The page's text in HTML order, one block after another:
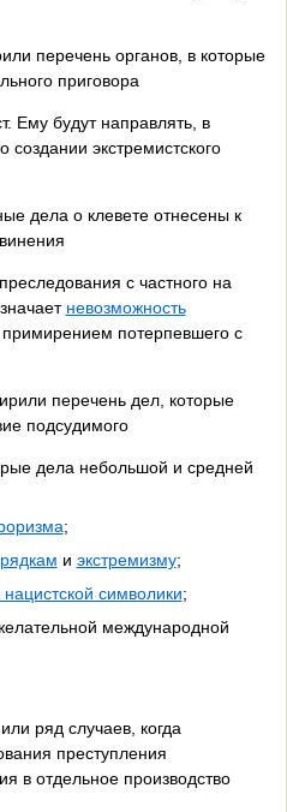
перечень органов, в которые
приговора
Ему будут направлять, в
создании экстремистского
дела о клевете отнесены к
с частного на
невозможность
потерпевшего с
перечень дел, которые
подсудимого
дела небольшой и средней
;
и экстремизму;
символики;
международной
ряд случаев, когда
преступления
в отдельное производство